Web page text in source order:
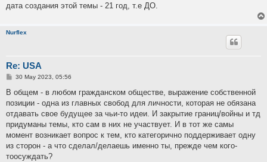
дата создания этой темы - 21 год, т.е ДО.
Nurflex
Re: USA
P
s
30 May 2023, 05:56
В общем - в любом гражданском обществе, выражение собственной
позиции - одна из главных свобод для личности, которая не обязана
отдавать свое будущее за чьи-то идеи. И закрытие границ/войны и тд
придуманы темы, кто сам в них не участвует. И в тот же самы
момент возникает вопрос к тем, кто категорично поддерживает одну
из сторон - а что сделал/делаешь именно ты, прежде чем кого-
тоосуждать?